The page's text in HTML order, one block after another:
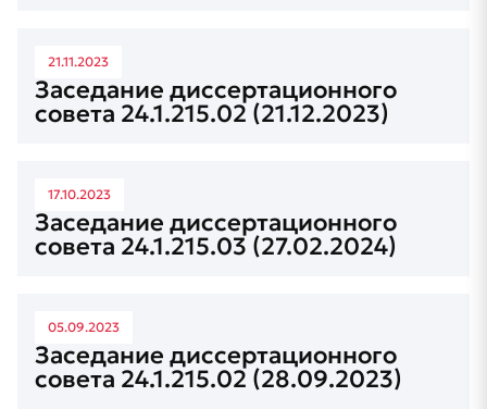
21.11.2023
Заседание диссертационного
совета 24.1.215.02 (21.12.2023)
17.10.2023
Заседание диссертационного
совета 24.1.215.03 (27.02.2024)
05.09.2023
Заседание диссертационного
совета 24.1.215.02 (28.09.2023)